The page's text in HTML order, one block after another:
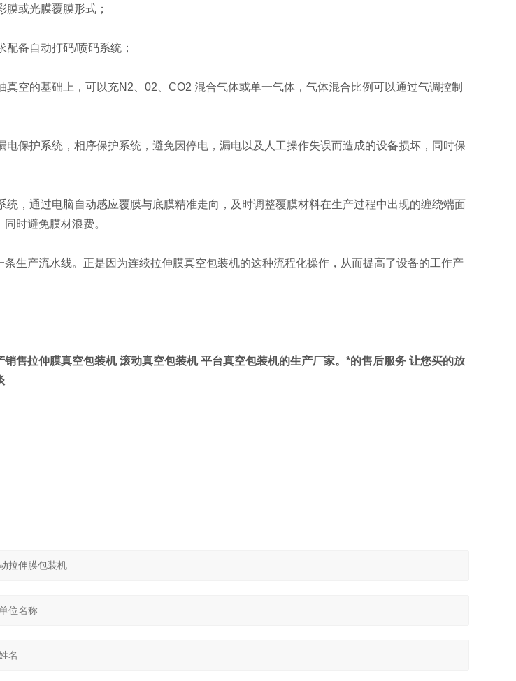
或光膜覆膜形式；
备自动打码/喷码系统；
空的基础上，可以充N2、02、CO2 混合气体或单一气体，气体混合比例可以通过气调控制
保护系统，相序保护系统，避免因停电，漏电以及人工操作失误而造成的设备损坏，同时保
，通过电脑自动感应覆膜与底膜精准走向，及时调整覆膜材料在生产过程中出现的缠绕端面
时避免膜材浪费。
产流水线。正是因为连续拉伸膜真空包装机的这种流程化操作，从而提高了设备的工作产
售拉伸膜真空包装机 滚动真空包装机 平台真空包装机的生产厂家。*的售后服务 让您买的放